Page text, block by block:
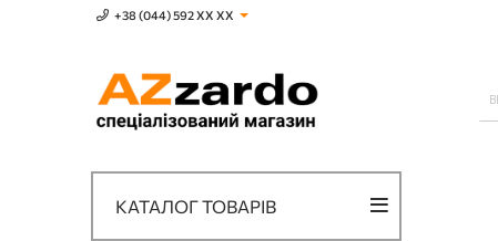
+38 (044) 592 XХ ХХ
КАТАЛОГ ТОВАРІВ